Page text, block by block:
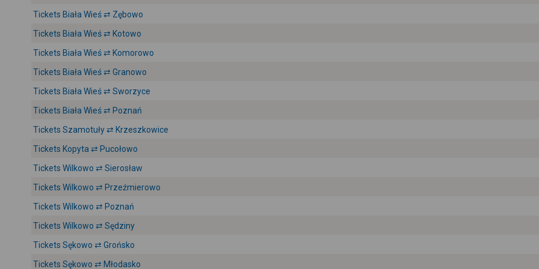
Tickets Biała Wieś ⇄ Zębowo
Tickets Biała Wieś ⇄ Kotowo
Tickets Biała Wieś ⇄ Komorowo
Tickets Biała Wieś ⇄ Granowo
Tickets Biała Wieś ⇄ Sworzyce
Tickets Biała Wieś ⇄ Poznań
Tickets Szamotuły ⇄ Krzeszkowice
Tickets Kopyta ⇄ Pucołowo
Tickets Wilkowo ⇄ Sierosław
Tickets Wilkowo ⇄ Przeźmierowo
Tickets Wilkowo ⇄ Poznań
Tickets Wilkowo ⇄ Sędziny
Tickets Sękowo ⇄ Grońsko
Tickets Sękowo ⇄ Młodasko